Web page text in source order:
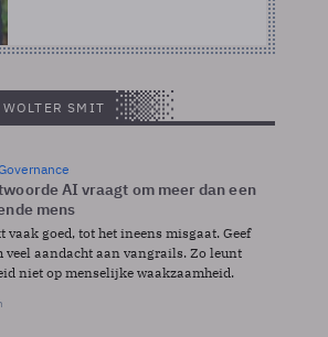
SMIT
AI vraagt om meer dan een
mens
vaak goed, tot het ineens misgaat. Geef
veel aandacht aan vangrails. Zo leunt
niet op menselijke waakzaamheid.